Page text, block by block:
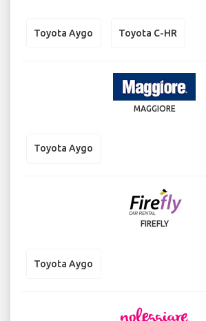
Toyota Aygo Toyota C-HR
MAGGIORE
Toyota Aygo
FIREFLY
Toyota Aygo